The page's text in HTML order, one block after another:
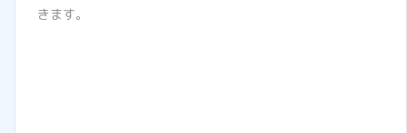
きます。